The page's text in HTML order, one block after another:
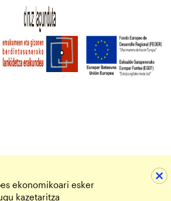
ekonomikoari esker
kazetaritza